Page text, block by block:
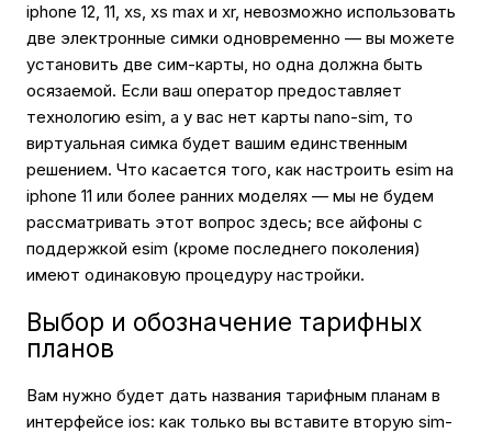
iphone 12, 11, xs, xs max и xr, невозможно использовать
две электронные симки одновременно — вы можете
установить две сим-карты, но одна должна быть
осязаемой. Если ваш оператор предоставляет
технологию esim, а у вас нет карты nano-sim, то
виртуальная симка будет вашим единственным
решением. Что касается того, как настроить esim на
iphone 11 или более ранних моделях — мы не будем
рассматривать этот вопрос здесь; все айфоны с
поддержкой esim (кроме последнего поколения)
имеют одинаковую процедуру настройки.
Выбор и обозначение тарифных
планов
Вам нужно будет дать названия тарифным планам в
интерфейсе ios: как только вы вставите вторую sim-